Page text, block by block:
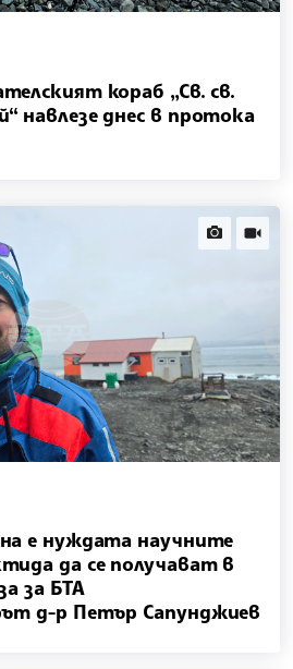
кораб „Св. св.
навлезе днес в протока
news.images
е нуждата научните
да се получават в
за БТА
д-р Петър Сапунджиев